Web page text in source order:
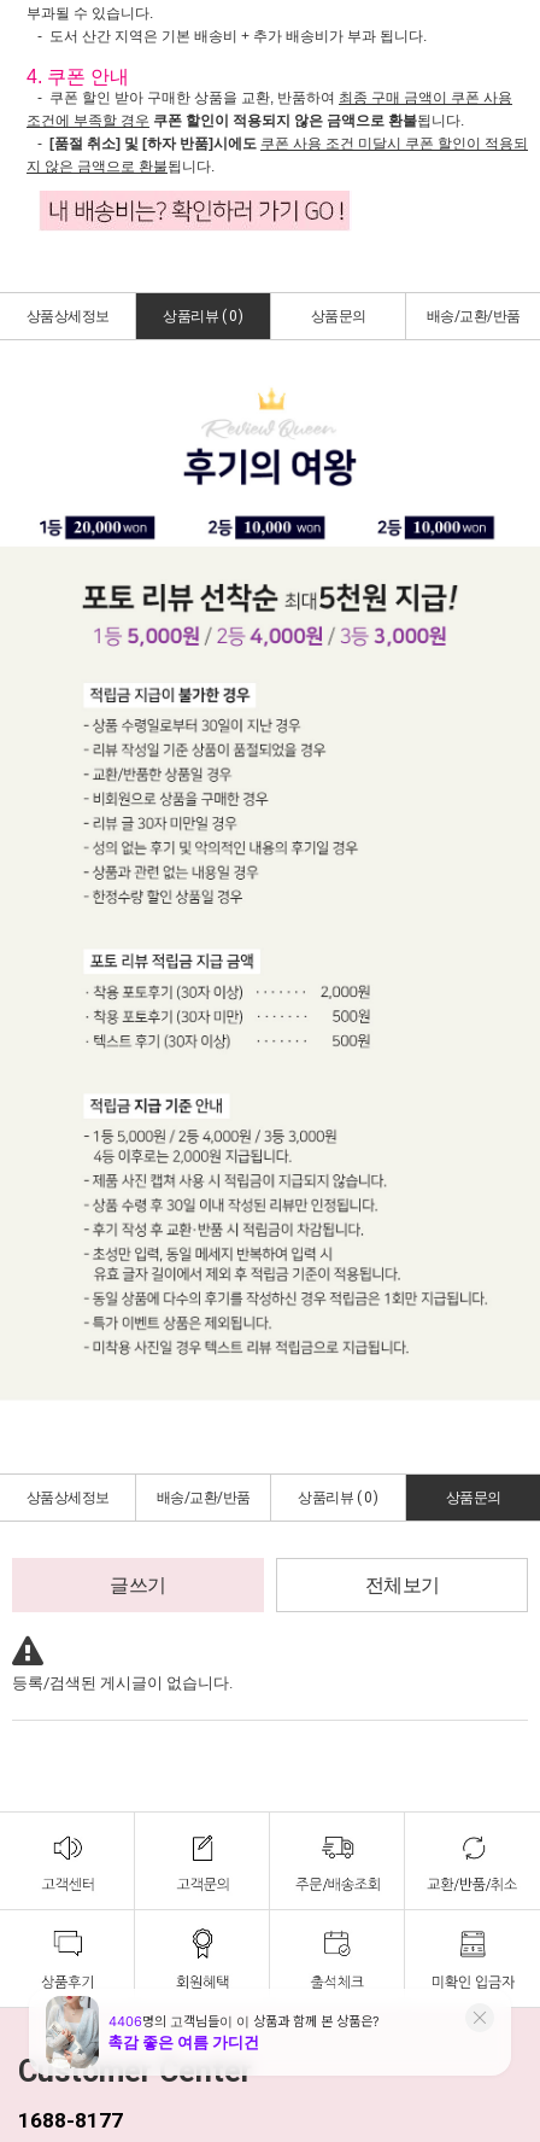
부과될 수 있습니다.
- 도서 산간 지역은 기본 배송비 + 추가 배송비가 부과 됩니다.
4. 쿠폰 안내
- 쿠폰 할인 받아 구매한 상품을 교환, 반품하여 최종 구매 금액이 쿠폰 사용
조건에 부족할 경우 쿠폰 할인이 적용되지 않은 금액으로 환불됩니다.
- [품절 취소] 및 [하자 반품]시에도 쿠폰 사용 조건 미달시 쿠폰 할인이 적용되
지 않은 금액으로 환불됩니다.
상품상세정보 상품리뷰 ( 0) 상품문의 배송/교환/반품
상품상세정보 배송/교환/반품 상품리뷰 ( 0) 상품문의
글쓰기 전체보기
등록/검색된 게시글이 없습니다.
Customer Center
1688-8177